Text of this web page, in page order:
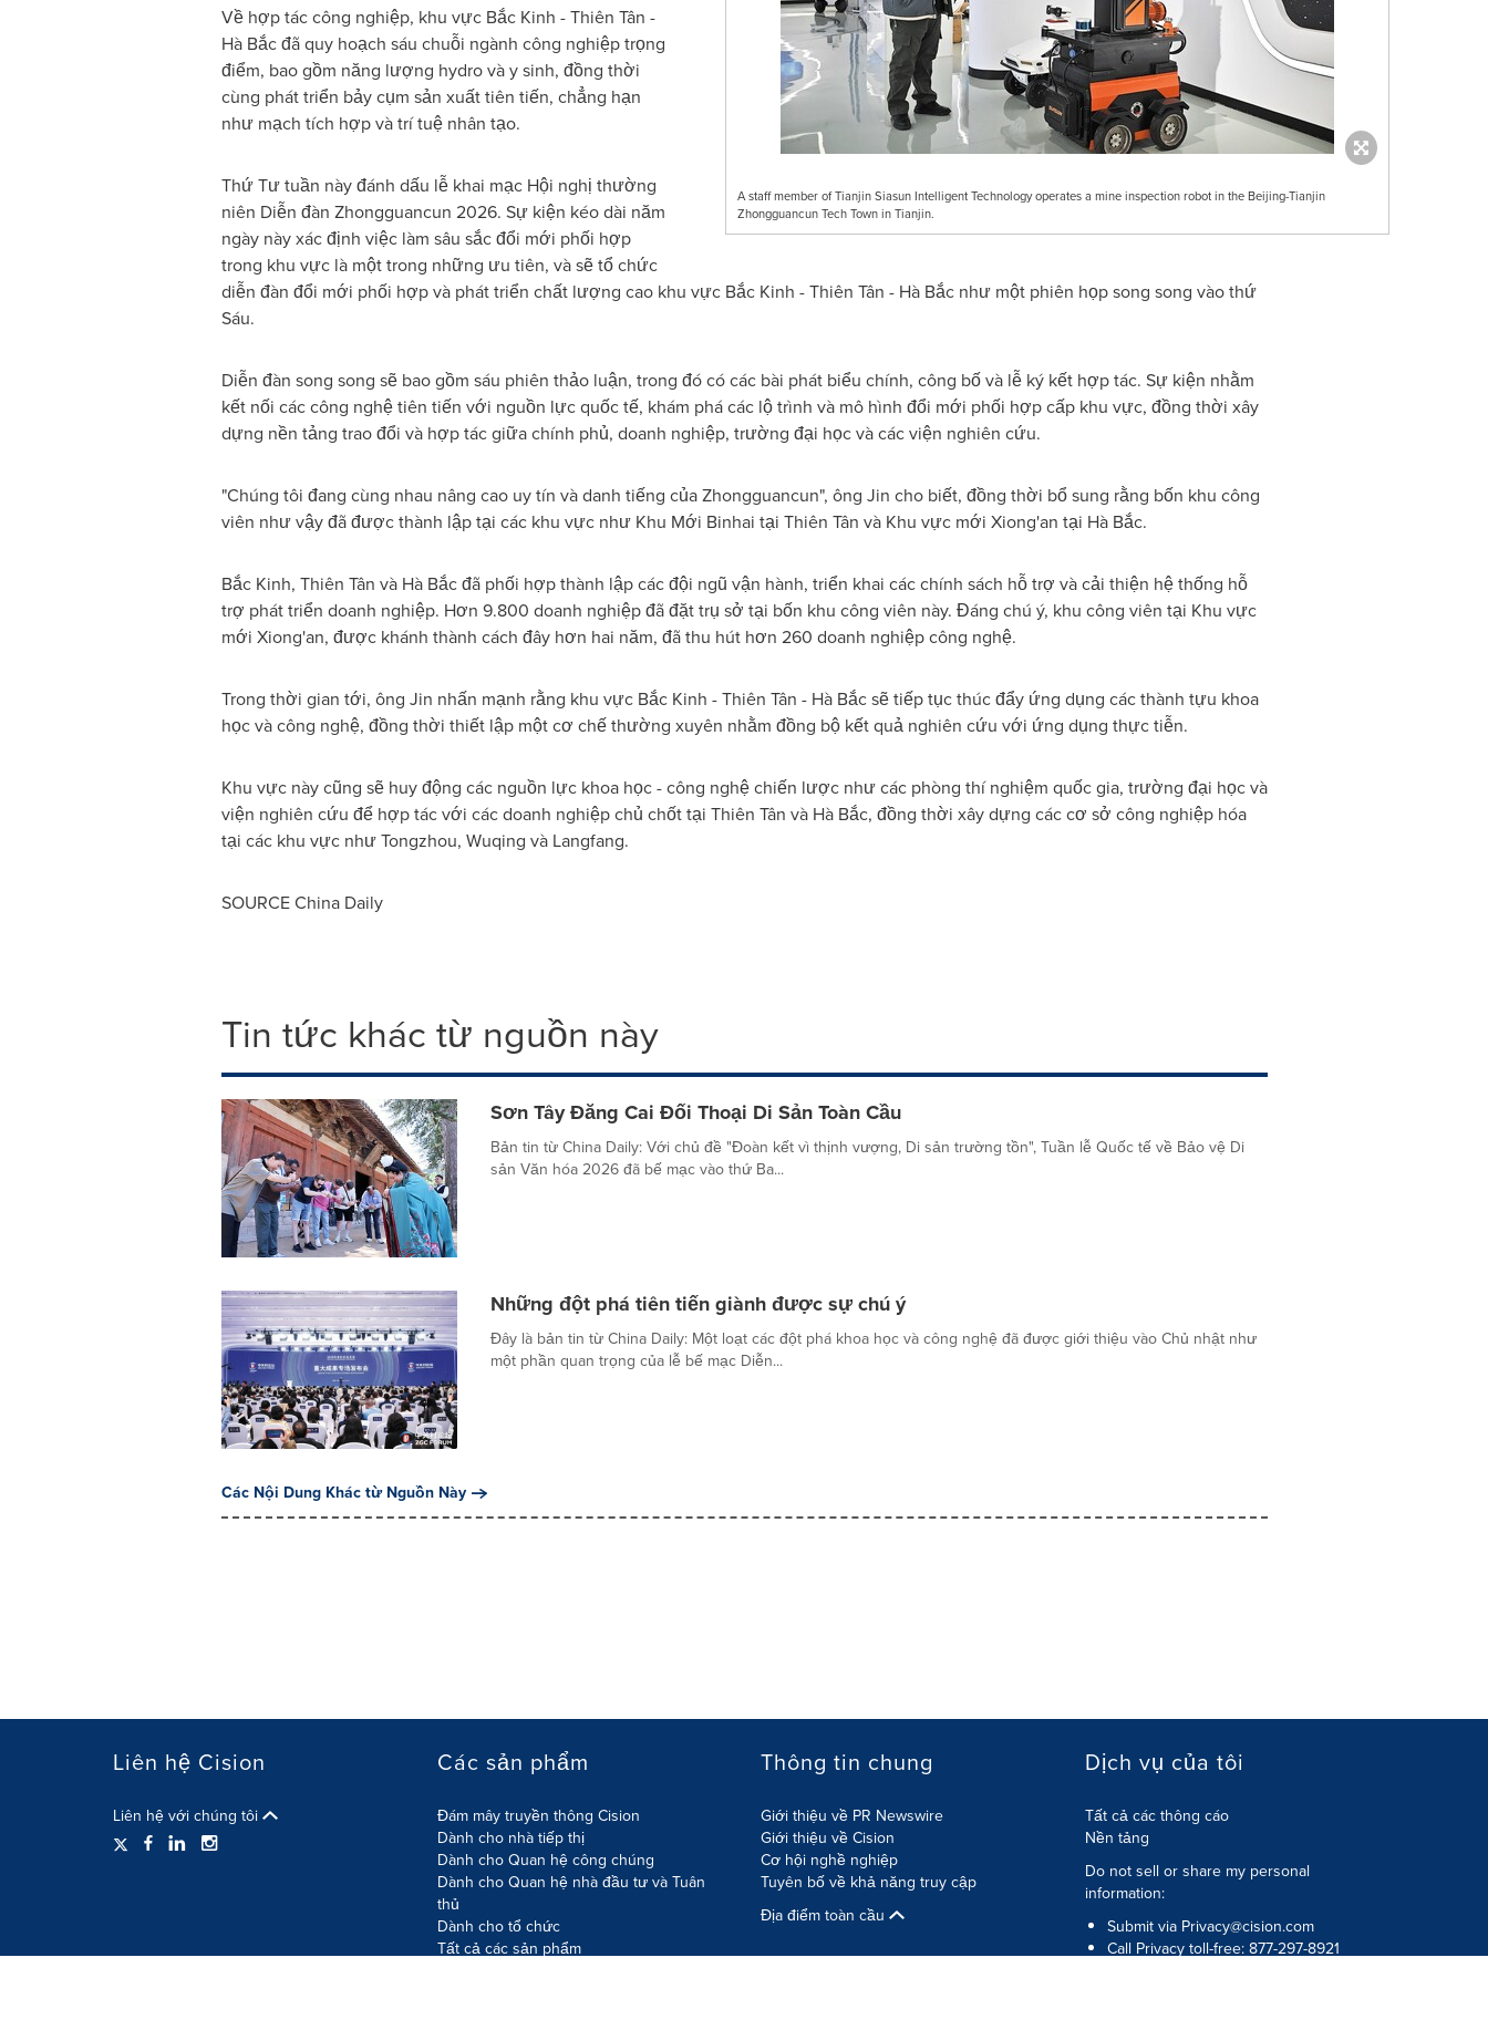
A staff member of Tianjin Siasun Intelligent Technology operates a mine inspection robot in the Beijing-Tianjin
Zhongguancun Tech Town in Tianjin.
Về hợp tác công nghiệp, khu vực Bắc Kinh - Thiên Tân -
Hà Bắc đã quy hoạch sáu chuỗi ngành công nghiệp trọng
điểm, bao gồm năng lượng hydro và y sinh, đồng thời
cùng phát triển bảy cụm sản xuất tiên tiến, chẳng hạn
như mạch tích hợp và trí tuệ nhân tạo.
Thứ Tư tuần này đánh dấu lễ khai mạc Hội nghị thường
niên Diễn đàn Zhongguancun 2026. Sự kiện kéo dài năm
ngày này xác định việc làm sâu sắc đổi mới phối hợp
trong khu vực là một trong những ưu tiên, và sẽ tổ chức
diễn đàn đổi mới phối hợp và phát triển chất lượng cao khu vực Bắc Kinh - Thiên Tân - Hà Bắc như một phiên họp song song vào thứ
Sáu.
Diễn đàn song song sẽ bao gồm sáu phiên thảo luận, trong đó có các bài phát biểu chính, công bố và lễ ký kết hợp tác. Sự kiện nhằm
kết nối các công nghệ tiên tiến với nguồn lực quốc tế, khám phá các lộ trình và mô hình đổi mới phối hợp cấp khu vực, đồng thời xây
dựng nền tảng trao đổi và hợp tác giữa chính phủ, doanh nghiệp, trường đại học và các viện nghiên cứu.
"Chúng tôi đang cùng nhau nâng cao uy tín và danh tiếng của Zhongguancun", ông Jin cho biết, đồng thời bổ sung rằng bốn khu công
viên như vậy đã được thành lập tại các khu vực như Khu Mới Binhai tại Thiên Tân và Khu vực mới Xiong'an tại Hà Bắc.
Bắc Kinh, Thiên Tân và Hà Bắc đã phối hợp thành lập các đội ngũ vận hành, triển khai các chính sách hỗ trợ và cải thiện hệ thống hỗ
trợ phát triển doanh nghiệp. Hơn 9.800 doanh nghiệp đã đặt trụ sở tại bốn khu công viên này. Đáng chú ý, khu công viên tại Khu vực
mới Xiong'an, được khánh thành cách đây hơn hai năm, đã thu hút hơn 260 doanh nghiệp công nghệ.
Trong thời gian tới, ông Jin nhấn mạnh rằng khu vực Bắc Kinh - Thiên Tân - Hà Bắc sẽ tiếp tục thúc đẩy ứng dụng các thành tựu khoa
học và công nghệ, đồng thời thiết lập một cơ chế thường xuyên nhằm đồng bộ kết quả nghiên cứu với ứng dụng thực tiễn.
Khu vực này cũng sẽ huy động các nguồn lực khoa học - công nghệ chiến lược như các phòng thí nghiệm quốc gia, trường đại học và
viện nghiên cứu để hợp tác với các doanh nghiệp chủ chốt tại Thiên Tân và Hà Bắc, đồng thời xây dựng các cơ sở công nghiệp hóa
tại các khu vực như Tongzhou, Wuqing và Langfang.
SOURCE China Daily
Tin tức khác từ nguồn này
Sơn Tây Đăng Cai Đối Thoại Di Sản Toàn Cầu
Bản tin từ China Daily: Với chủ đề "Đoàn kết vì thịnh vượng, Di sản trường tồn", Tuần lễ Quốc tế về Bảo vệ Di
sản Văn hóa 2026 đã bế mạc vào thứ Ba...
Những đột phá tiên tiến giành được sự chú ý
Đây là bản tin từ China Daily: Một loạt các đột phá khoa học và công nghệ đã được giới thiệu vào Chủ nhật như
một phần quan trọng của lễ bế mạc Diễn...
Các Nội Dung Khác từ Nguồn Này
Liên hệ Cision
Liên hệ với chúng tôi
Các sản phẩm
Đám mây truyền thông Cision
Dành cho nhà tiếp thị
Dành cho Quan hệ công chúng
Dành cho Quan hệ nhà đầu tư và Tuân
thủ
Dành cho tổ chức
Tất cả các sản phẩm
Thông tin chung
Giới thiệu về PR Newswire
Giới thiệu về Cision
Cơ hội nghề nghiệp
Tuyên bố về khả năng truy cập
Địa điểm toàn cầu
Dịch vụ của tôi
Tất cả các thông cáo
Nền tảng
Do not sell or share my personal
information:
Submit via Privacy@cision.com
Call Privacy toll-free: 877-297-8921